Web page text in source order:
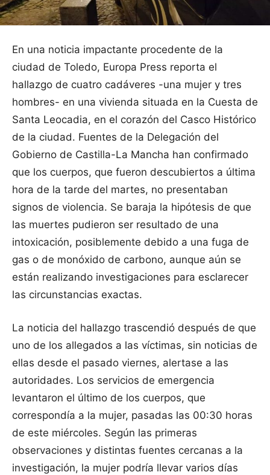
En una noticia impactante procedente de la
ciudad de Toledo, Europa Press reporta el
hallazgo de cuatro cadáveres -una mujer y tres
hombres- en una vivienda situada en la Cuesta de
Santa Leocadia, en el corazón del Casco Histórico
de la ciudad. Fuentes de la Delegación del
Gobierno de Castilla-La Mancha han confirmado
que los cuerpos, que fueron descubiertos a última
hora de la tarde del martes, no presentaban
signos de violencia. Se baraja la hipótesis de que
las muertes pudieron ser resultado de una
intoxicación, posiblemente debido a una fuga de
gas o de monóxido de carbono, aunque aún se
están realizando investigaciones para esclarecer
las circunstancias exactas.
La noticia del hallazgo trascendió después de que
uno de los allegados a las víctimas, sin noticias de
ellas desde el pasado viernes, alertase a las
autoridades. Los servicios de emergencia
levantaron el último de los cuerpos, que
correspondía a la mujer, pasadas las 00:30 horas
de este miércoles. Según las primeras
observaciones y distintas fuentes cercanas a la
investigación, la mujer podría llevar varios días